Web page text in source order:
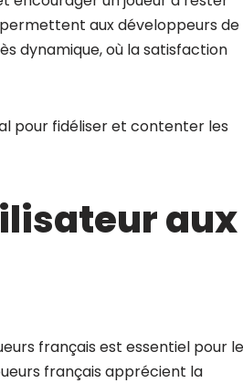
aux développeurs de
dynamique, où la satisfaction
pour fidéliser et contenter les
aux
français est essentiel pour
français apprécient la